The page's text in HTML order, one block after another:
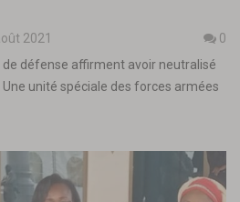
2021
0
de défense affirment avoir neutralisé
unité spéciale des forces armées